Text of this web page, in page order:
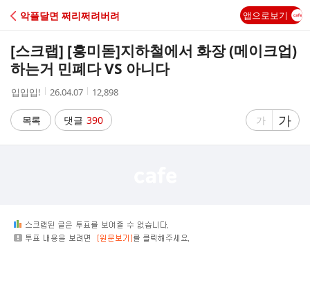
C
A
악플달면 쩌리쩌려버려 앱으로보기
[스크랩] [흥미돋]지하철에서 화장 (메이크업)
하는거 민폐다 VS 아니다
작
자
입입입!
작
시
간
26.04.07
조
수
12,898
목록 댓글 390
글
가
글
자
가